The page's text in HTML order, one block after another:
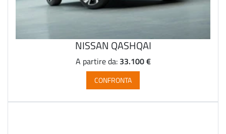
NISSAN QASHQAI
A partire da: 33.100 €
CONFRONTA